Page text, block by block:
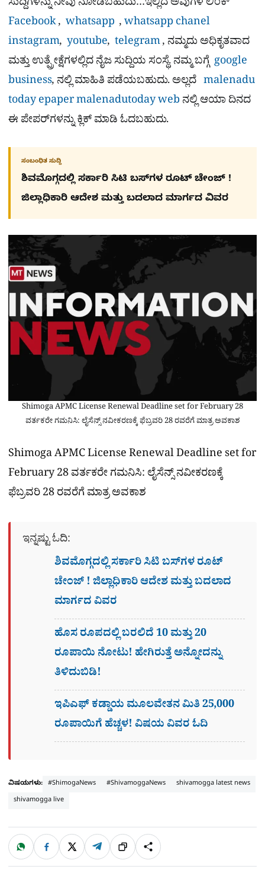
ಸುದ್ದಿಗಳನ್ನು ನೀವು ನೋಡಬಹುದು…ಇಲ್ಲಿದೆ ಅವುಗಳ ಲಿಂಕ್
Facebook, whatsapp ,whatsapp chanel
instagram, youtube, telegram, ನಮ್ಮದು ಅಧಿಕೃತವಾದ
ಮತ್ತು ಉತ್ಪ್ರೇಕ್ಷೆಗಳಲ್ಲಿದ ನೈಜ ಸುದ್ದಿಯ ಸಂಸ್ಥೆ. ನಮ್ಮ ಬಗ್ಗೆ google
business, ನಲ್ಲಿ ಮಾಹಿತಿ ಪಡೆಯಬಹುದು. ಅಲ್ಲದೆ malenadu
today epapermalenadutoday web ನಲ್ಲಿ ಆಯಾ ದಿನದ
ಈ ಪೇಪರ್​ಗಳನ್ನು ಕ್ಲಿಕ್ ಮಾಡಿ ಓದಬಹುದು.
ಸಂಬಂಧಿತ ಸುದ್ದಿ
ಶಿವಮೊಗ್ಗದಲ್ಲಿ ಸರ್ಕಾರಿ ಸಿಟಿ ಬಸ್​ಗಳ ರೂಟ್ ಚೇಂಜ್ !
ಜಿಲ್ಲಾಧಿಕಾರಿ ಆದೇಶ ಮತ್ತು ಬದಲಾದ ಮಾರ್ಗದ ವಿವರ
Shimoga APMC License Renewal Deadline set for February 28
ವರ್ತಕರೇ ಗಮನಿಸಿ: ಲೈಸೆನ್ಸ್ ನವೀಕರಣಕ್ಕೆ ಫೆಬ್ರವರಿ 28 ರವರೆಗೆ ಮಾತ್ರ ಅವಕಾಶ
Shimoga APMC License Renewal Deadline set for
February 28 ವರ್ತಕರೇ ಗಮನಿಸಿ: ಲೈಸೆನ್ಸ್ ನವೀಕರಣಕ್ಕೆ
ಫೆಬ್ರವರಿ 28 ರವರೆಗೆ ಮಾತ್ರ ಅವಕಾಶ
ಇನ್ನಷ್ಟು ಓದಿ:
ಶಿವಮೊಗ್ಗದಲ್ಲಿ ಸರ್ಕಾರಿ ಸಿಟಿ ಬಸ್​ಗಳ ರೂಟ್
ಚೇಂಜ್ ! ಜಿಲ್ಲಾಧಿಕಾರಿ ಆದೇಶ ಮತ್ತು ಬದಲಾದ
ಮಾರ್ಗದ ವಿವರ
ಹೊಸ ರೂಪದಲ್ಲಿ ಬರಲಿದೆ 10 ಮತ್ತು 20
ರೂಪಾಯಿ ನೋಟು! ಹೇಗಿರುತ್ತೆ ಅನ್ನೋದನ್ನು
ತಿಳಿದುಬಿಡಿ!
ಇಪಿಎಫ್ ಕಡ್ಡಾಯ ಮೂಲವೇತನ ಮಿತಿ 25,000
ರೂಪಾಯಿಗೆ ಹೆಚ್ಚಳ! ವಿಷಯ ವಿವರ ಓದಿ
ವಿಷಯಗಳು: #ShimogaNews #ShivamoggaNews
shivamogga latest news
shivamogga live
ಹಂಚಿಕೊಳ್ಳಿ
W
a
t
F
c
e
X T
l
e
ಲಿಂ
ಕ್
S
h